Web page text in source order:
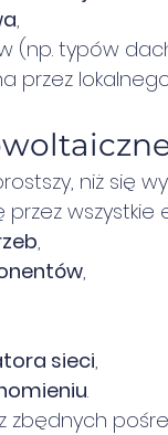
,
(np. typów
przez
niż się
wszystkie
,
,
sieci,
.
zbędnych